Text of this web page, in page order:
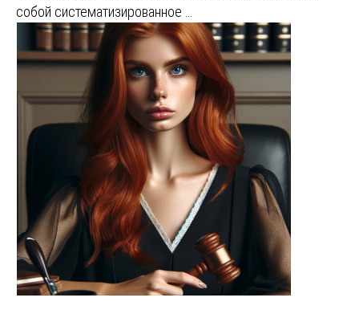
собой систематизированное …